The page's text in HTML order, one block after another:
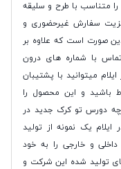
را متناسب با طرح و سلیقه
سفارش غیرحضوری و
صورت است که علاوه بر
با شماره های درون
میتوانید با پشتیبان
باشید و این محصول را
دورس تو کرک جدید در
یک نمونه از تولید
داخلی و خارجی را به خود
تولید شده این شرکت و